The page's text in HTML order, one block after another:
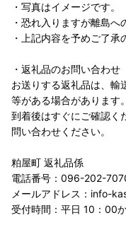
・写真はイメージです。
・恐れ入りますが離島へ
・上記内容を予めご了承
・返礼品のお問い合わせ
お送りする返礼品は、輸
等がある場合があります。
到着後はすぐにご確認く
問い合わせください。
粕屋町 返礼品係
電話番号：096-202-
メールアドレス：info-
受付時間：平日 10：00